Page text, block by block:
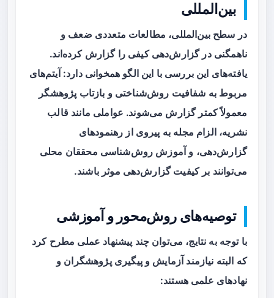
بین‌المللی
در سطح بین‌المللی، مطالعات متعددی ضعف و
ناهمگنی در گزارش‌دهی کیفی را گزارش کرده‌اند.
یافته‌های این بررسی با این الگو همخوانی دارد: آیتم‌های
مربوط به شفافیت روش‌شناختی و بازتاب پژوهشگر
معمولاً کمتر گزارش می‌شوند. عواملی مانند قالب
نشریه، الزام مجله به پیروی از رهنمودهای
گزارش‌دهی، و آموزش روش‌شناسی محققان محلی
می‌توانند بر کیفیت گزارش‌دهی موثر باشند.
توصیه‌های روش‌محور و آموزشی
با توجه به نتایج، می‌توان چند پیشنهاد عملی مطرح کرد
که البته نیازمند آزمایش و پیگیری پژوهشگران و
نهادهای علمی هستند: